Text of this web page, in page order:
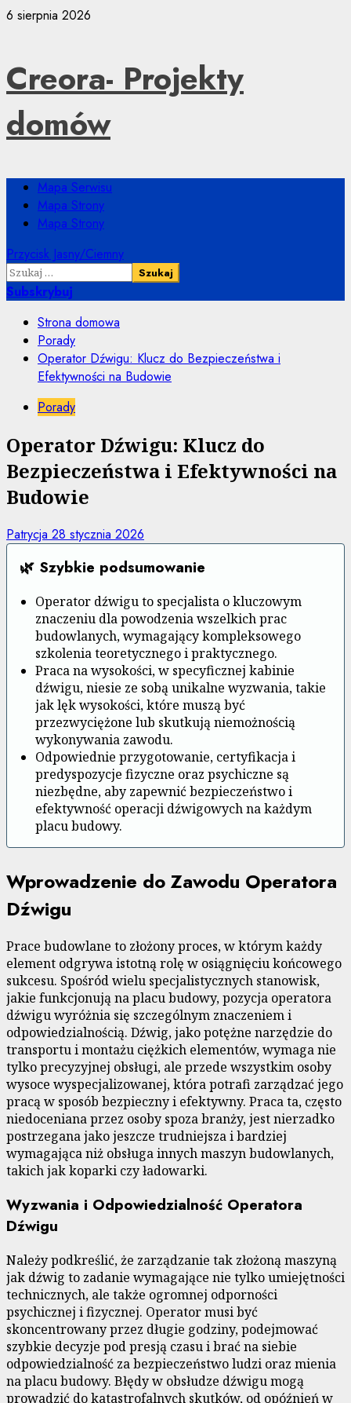
Przejdź
6 sierpnia 2026
Creora- Projekty
domów
Menu
główne
Mapa Serwisu
Mapa Strony
Mapa Strony
Przycisk Jasny/Ciemny
Szukaj:
Subskrybuj
Strona domowa
Porady
Operator Dźwigu: Klucz do Bezpieczeństwa i
Efektywności na Budowie
Porady
Operator Dźwigu: Klucz do
Bezpieczeństwa i Efektywności na
Budowie
Patrycja 28 stycznia 2026
🌿 Szybkie podsumowanie
Operator dźwigu to specjalista o kluczowym
znaczeniu dla powodzenia wszelkich prac
budowlanych, wymagający kompleksowego
szkolenia teoretycznego i praktycznego.
Praca na wysokości, w specyficznej kabinie
dźwigu, niesie ze sobą unikalne wyzwania, takie
jak lęk wysokości, które muszą być
przezwyciężone lub skutkują niemożnością
wykonywania zawodu.
Odpowiednie przygotowanie, certyfikacja i
predyspozycje fizyczne oraz psychiczne są
niezbędne, aby zapewnić bezpieczeństwo i
efektywność operacji dźwigowych na każdym
placu budowy.
Wprowadzenie do Zawodu Operatora
Dźwigu
Prace budowlane to złożony proces, w którym każdy
element odgrywa istotną rolę w osiągnięciu końcowego
sukcesu. Spośród wielu specjalistycznych stanowisk,
jakie funkcjonują na placu budowy, pozycja operatora
dźwigu wyróżnia się szczególnym znaczeniem i
odpowiedzialnością. Dźwig, jako potężne narzędzie do
transportu i montażu ciężkich elementów, wymaga nie
tylko precyzyjnej obsługi, ale przede wszystkim osoby
wysoce wyspecjalizowanej, która potrafi zarządzać jego
pracą w sposób bezpieczny i efektywny. Praca ta, często
niedoceniana przez osoby spoza branży, jest nierzadko
postrzegana jako jeszcze trudniejsza i bardziej
wymagająca niż obsługa innych maszyn budowlanych,
takich jak koparki czy ładowarki.
Wyzwania i Odpowiedzialność Operatora
Dźwigu
Należy podkreślić, że zarządzanie tak złożoną maszyną
jak dźwig to zadanie wymagające nie tylko umiejętności
technicznych, ale także ogromnej odporności
psychicznej i fizycznej. Operator musi być
skoncentrowany przez długie godziny, podejmować
szybkie decyzje pod presją czasu i brać na siebie
odpowiedzialność za bezpieczeństwo ludzi oraz mienia
na placu budowy. Błędy w obsłudze dźwigu mogą
prowadzić do katastrofalnych skutków, od opóźnień w